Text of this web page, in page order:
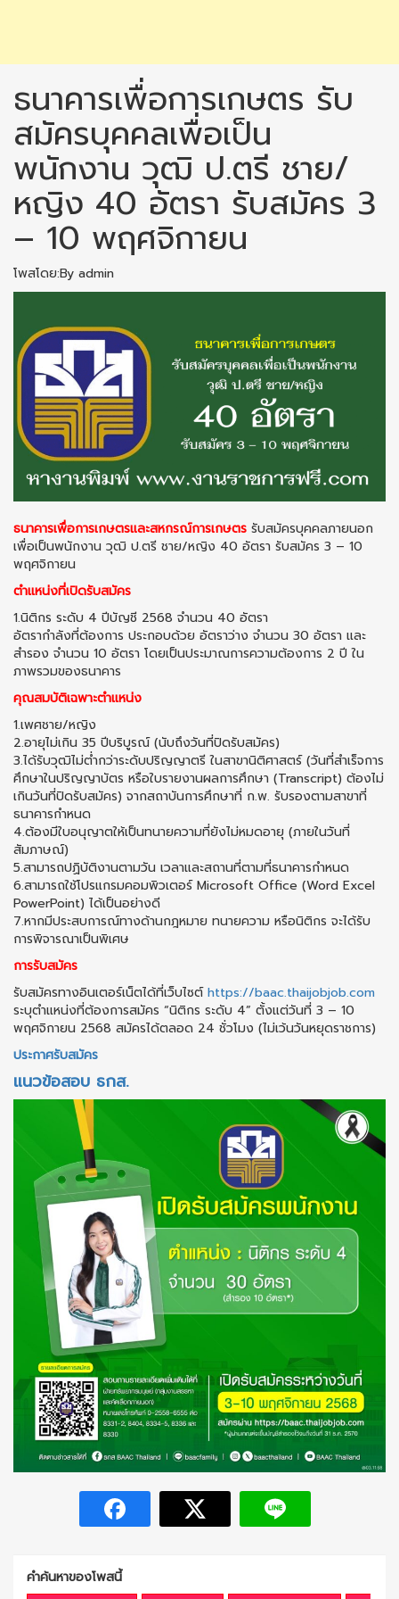
ธนาคารเพื่อการเกษตร รับ
สมัครบุคคลเพื่อเป็น
พนักงาน วุฒิ ป.ตรี ชาย/
หญิง 40 อัตรา รับสมัคร 3
– 10 พฤศจิกายน
โพสโดย:By admin
ธนาคารเพื่อการเกษตรและสหกรณ์การเกษตร รับสมัครบุคคลภายนอก
เพื่อเป็นพนักงาน วุฒิ ป.ตรี ชาย/หญิง 40 อัตรา รับสมัคร 3 – 10
พฤศจิกายน
ตำแหน่งที่เปิดรับสมัคร
1.นิติกร ระดับ 4 ปีบัญชี 2568 จำนวน 40 อัตรา
อัตรากำลังที่ต้องการ ประกอบด้วย อัตราว่าง จำนวน 30 อัตรา และ
สำรอง จำนวน 10 อัตรา โดยเป็นประมาณการความต้องการ 2 ปี ใน
ภาพรวมของธนาคาร
คุณสมบัติเฉพาะตำแหน่ง
1.เพศชาย/หญิง
2.อายุไม่เกิน 35 ปีบริบูรณ์ (นับถึงวันที่ปิดรับสมัคร)
3.ได้รับวุฒิไม่ต่ำกว่าระดับปริญญาตรี ในสาขานิติศาสตร์ (วันที่สำเร็จการ
ศึกษาในปริญญาบัตร หรือใบรายงานผลการศึกษา (Transcript) ต้องไม่
เกินวันที่ปิดรับสมัคร) จากสถาบันการศึกษาที่ ก.พ. รับรองตามสาขาที่
ธนาคารกำหนด
4.ต้องมีใบอนุญาตให้เป็นทนายความที่ยังไม่หมดอายุ (ภายในวันที่
สัมภาษณ์)
5.สามารถปฏิบัติงานตามวัน เวลาและสถานที่ตามที่ธนาคารกำหนด
6.สามารถใช้โปรแกรมคอมพิวเตอร์ Microsoft Office (Word Excel
PowerPoint) ได้เป็นอย่างดี
7.หากมีประสบการณ์ทางด้านกฎหมาย ทนายความ หรือนิติกร จะได้รับ
การพิจารณาเป็นพิเศษ
การรับสมัคร
รับสมัครทางอินเตอร์เน็ตได้ที่เว็บไซต์https://baac.thaijobjob.com
ระบุตำแหน่งที่ต้องการสมัคร “นิติกร ระดับ 4” ตั้งแต่วันที่ 3 – 10
พฤศจิกายน 2568 สมัครได้ตลอด 24 ชั่วโมง (ไม่เว้นวันหยุดราชการ)
ประกาศรับสมัคร
แนวข้อสอบ ธกส.
คำค้นหาของโพสนี้